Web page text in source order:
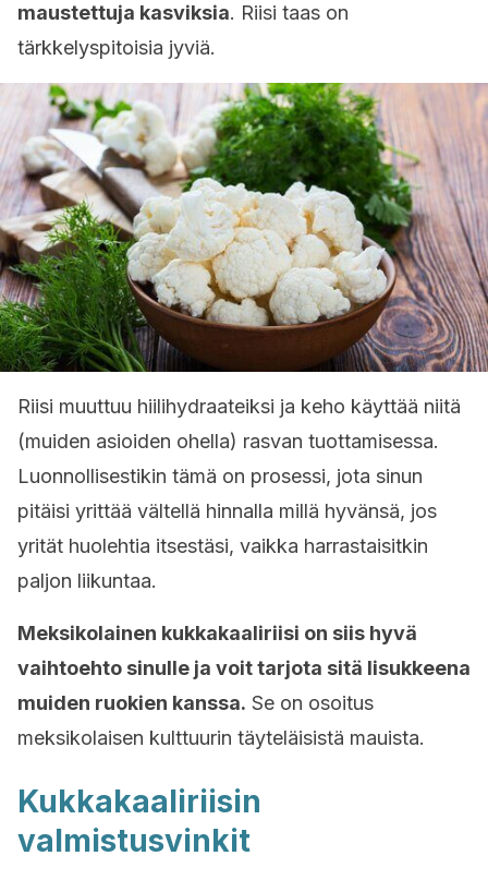
maustettuja kasviksia. Riisi taas on
tärkkelyspitoisia jyviä.
Riisi muuttuu hiilihydraateiksi ja keho käyttää niitä
(muiden asioiden ohella) rasvan tuottamisessa.
Luonnollisestikin tämä on prosessi, jota sinun
pitäisi yrittää vältellä hinnalla millä hyvänsä, jos
yrität huolehtia itsestäsi, vaikka harrastaisitkin
paljon liikuntaa.
Meksikolainen kukkakaaliriisi on siis hyvä
vaihtoehto sinulle ja voit tarjota sitä lisukkeena
muiden ruokien kanssa. Se on osoitus
meksikolaisen kulttuurin täyteläisistä mauista.
Kukkakaaliriisin
valmistusvinkit